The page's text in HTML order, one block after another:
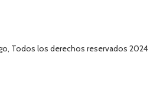
Todos los derechos reservados 2024